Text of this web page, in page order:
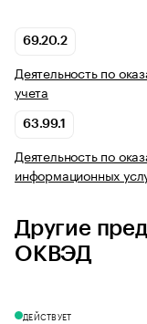
69.20.2
Деятельность по
учета
63.99.1
Деятельность по
информационных
Другие
ОКВЭД
ДЕЙСТВУЕТ